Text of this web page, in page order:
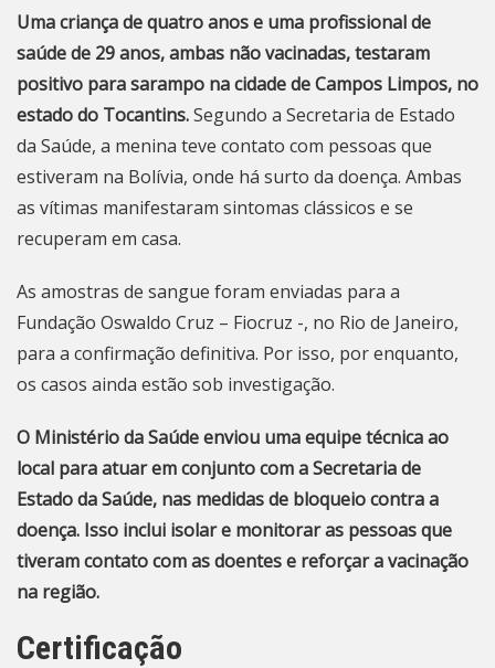
Uma criança de quatro anos e uma profissional de
saúde de 29 anos, ambas não vacinadas, testaram
positivo para sarampo na cidade de Campos Limpos, no
estado do Tocantins.Segundo a Secretaria de Estado
da Saúde, a menina teve contato com pessoas que
estiveram na Bolívia, onde há surto da doença. Ambas
as vítimas manifestaram sintomas clássicos e se
recuperam em casa.
As amostras de sangue foram enviadas para a
Fundação Oswaldo Cruz – Fiocruz -, no Rio de Janeiro,
para a confirmação definitiva. Por isso, por enquanto,
os casos ainda estão sob investigação.
O Ministério da Saúde enviou uma equipe técnica ao
local para atuar em conjunto com a Secretaria de
Estado da Saúde, nas medidas de bloqueio contra a
doença. Isso inclui isolar e monitorar as pessoas que
tiveram contato com as doentes e reforçar a vacinação
na região.
Certificação